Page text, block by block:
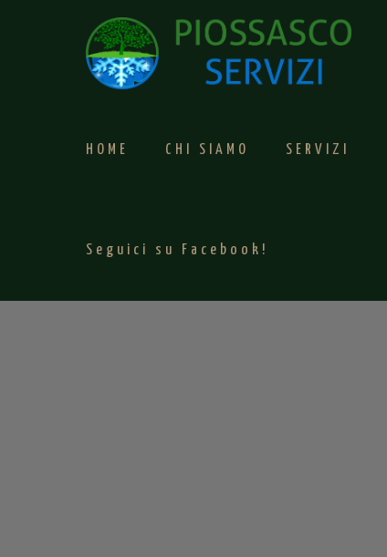
HOME CHI SIAMO SERVIZI
Seguici su Facebook!